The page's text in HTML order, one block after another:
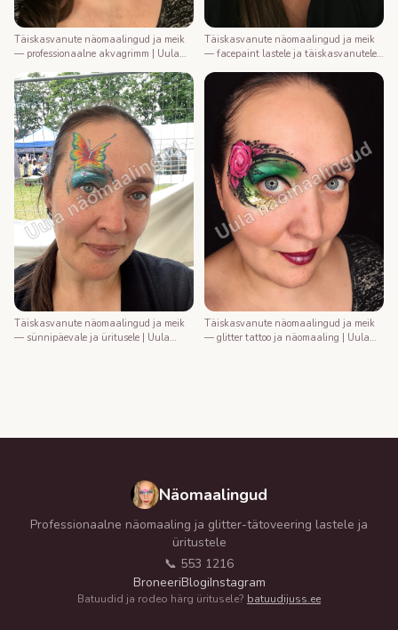
Täiskasvanute näomaalingud ja meik
— professionaalne akvagrimm | Uula
Täiskasvanute näomaalingud ja meik
— facepaint lastele ja täiskasvanutele |
Täiskasvanute näomaalingud ja meik
— sünnipäevale ja üritusele | Uula
Täiskasvanute näomaalingud ja meik
— glitter tattoo ja näomaaling | Uula
Näomaalingud
Professionaalne näomaaling ja glitter-tätoveering lastele ja
üritustele
📞 553 1216
BroneeriBlogiInstagram
Batuudid ja rodeo härg üritusele? batuudijuss.ee